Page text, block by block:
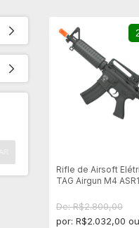
Rifle de Airsoft
TAG Airgun M4
De: R$2.800,00
por: R$2.032,00 ou